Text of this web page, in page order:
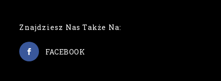
Znajdziesz Nas Także Na:
FACEBOOK